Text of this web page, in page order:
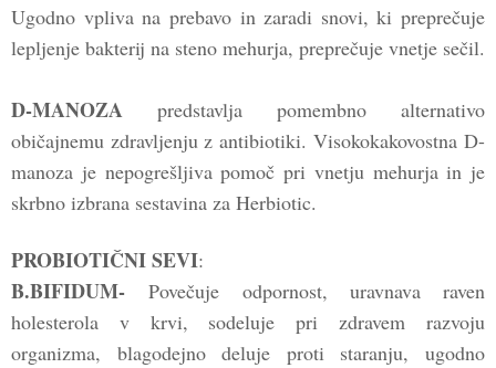
Ugodno vpliva na prebavo in zaradi snovi, ki preprečuje
lepljenje bakterij na steno mehurja, preprečuje vnetje sečil.
D-MANOZA predstavlja pomembno alternativo
običajnemu zdravljenju z antibiotiki. Visokokakovostna D-
manoza je nepogrešljiva pomoč pri vnetju mehurja in je
skrbno izbrana sestavina za Herbiotic.
PROBIOTIČNI SEVI:
B.BIFIDUM-Povečuje odpornost, uravnava raven
holesterola v krvi, sodeluje pri zdravem razvoju
organizma, blagodejno deluje proti staranju, ugodno